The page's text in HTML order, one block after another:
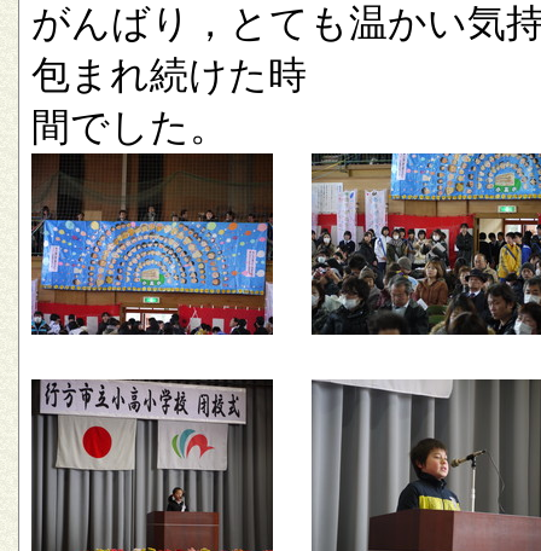
がんばり，とても温かい気
包まれ続けた時
間でした。